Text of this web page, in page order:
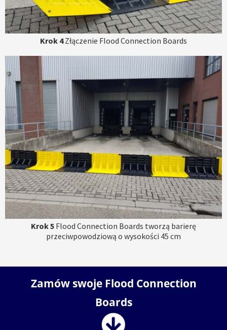
Krok 4Złączenie Flood Connection Boards
Krok 5 Flood Connection Boards tworzą barierę
przeciwpowodziową o wysokości 45 cm
Zamów swoje Flood Connection
Boards